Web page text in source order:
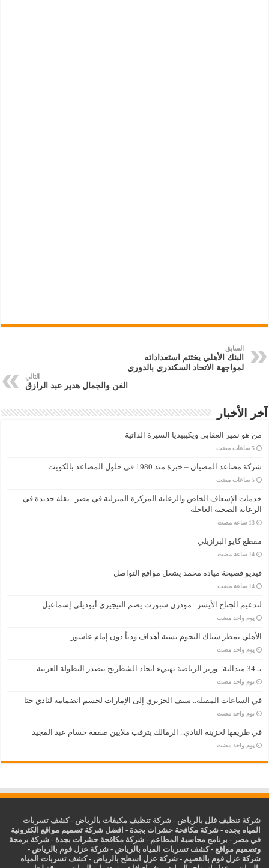
السابق
البنك الأهلي يختتم استعداداته
لمواجهة الاتحاد السكندري بالدوري
التالي
الفن والجمال هدير عبد الرازق
آخر الأخبار
من هو نمير العقابي ويكيبيديا السيرة الذاتية
‏5 ساعات مضت
شركة مصاعد المضيان – خبرة منذ 1980 في حلول المصاعد بالكويت
‏5 ساعات مضت
خدمات الإسعاف الخاص والرعاية المركزة المنزلية في مصر.. نقلة جديدة في
الرعاية الصحية العاجلة
‏13 ساعة مضت
مقطع كايو البرازيلي
‏14 ساعة مضت
فيديو فضيحة مياده محمد يشعل مواقع التواصل
‏14 ساعة مضت
لتدعيم الجناح الأيسر.. مودرن سبورت يضم النيجيري أيوديلي إسماعيل
‏يوم واحد مضت
الأهلي يمطر شباك النجوم بستة أهداف ودياً دون إمام عاشور
‏يوم واحد مضت
بـ 34 ميدالية.. وزير الرياضة يهنيء اتحاد الشطرنج بتصدر البطولة العربية
‏يوم واحد مضت
في الساعات المقبلة.. سيف الجزيري إلى الإمارات لحسم انضمامه لنادي حتا
‏يوم واحد مضت
في طريقها لخزينة النادي.. الزمالك يترقب ملايين صفقة حسام عبد المجيد
‏يوم واحد مضت
شركة تنظيف فلل بالرياض -شركة تنظيف مكيفات بالرياض -كشف تسربات
المياه بجده -شركة مكافحة حشرات بجدة - افضل شركة تصميم مواقع الكترونية
في مصر - برنامج محاسبة المطاعم -شركة مكافحة حشرات بجدة -شركة برمجة
وتصميم مواقع -كشف تسربات المياه بالرياض -شركة عزل فوم بالرياض -
شركة عزل فوم بالقصيم -شركة عزل اسطح بالرياض -كشف تسربات المياه